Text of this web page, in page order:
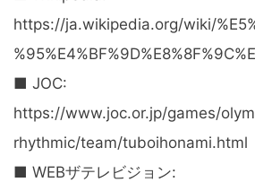
https://ja.wikipedia.org/wiki/
■ JOC:
https://www.joc.or.jp/games/
rhythmic/team/tuboihonami.html
■ WEBザテレビジョン: